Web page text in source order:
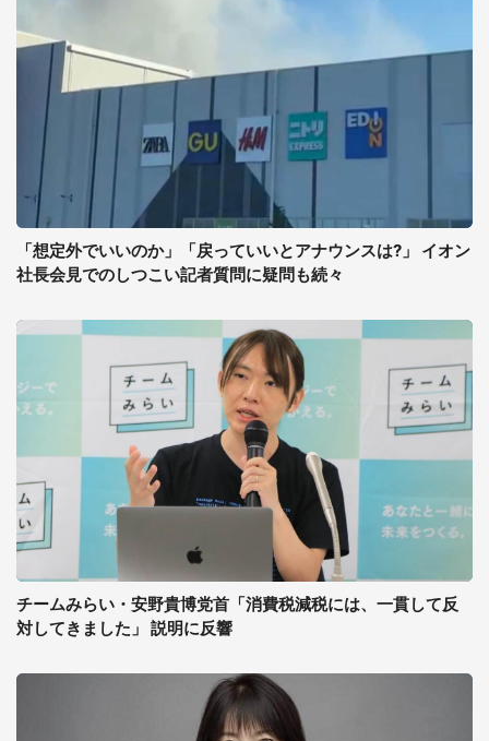
「想定外でいいのか」「戻っていいとアナウンスは?」 イオン
社長会見でのしつこい記者質問に疑問も続々
チームみらい・安野貴博党首「消費税減税には、一貫して反
対してきました」 説明に反響